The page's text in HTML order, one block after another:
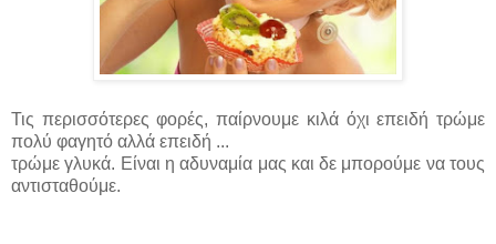
Τις περισσότερες φορές, παίρνουμε κιλά όχι επειδή τρώμε
πολύ φαγητό αλλά επειδή ...
τρώμε γλυκά. Είναι η αδυναμία μας και δε μπορούμε να τους
αντισταθούμε.